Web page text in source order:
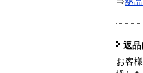
⇒納
返品
お客